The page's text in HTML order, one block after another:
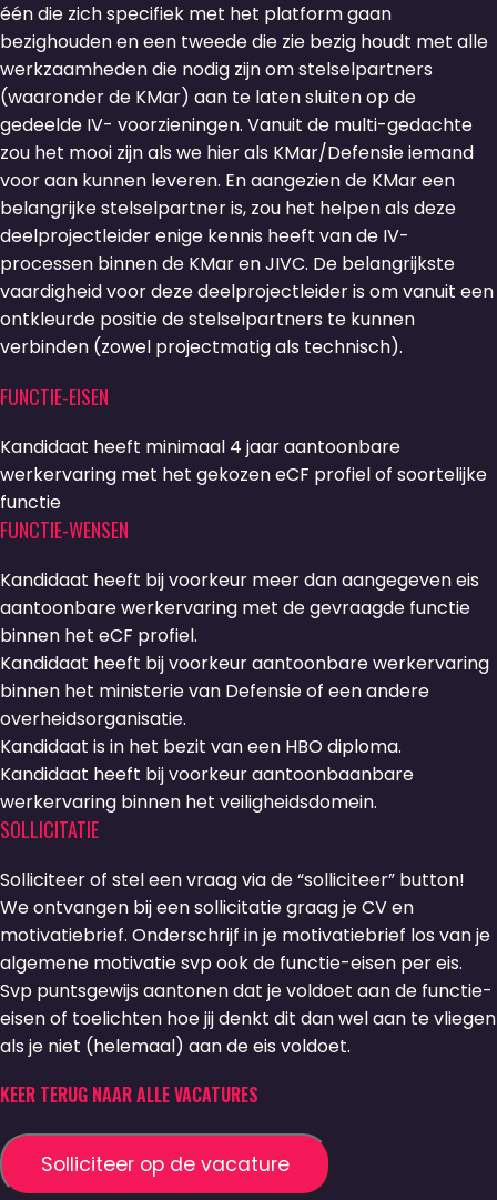
één die zich specifiek met het platform gaan
bezighouden en een tweede die zie bezig houdt met alle
werkzaamheden die nodig zijn om stelselpartners
(waaronder de KMar) aan te laten sluiten op de
gedeelde IV- voorzieningen. Vanuit de multi-gedachte
zou het mooi zijn als we hier als KMar/Defensie iemand
voor aan kunnen leveren. En aangezien de KMar een
belangrijke stelselpartner is, zou het helpen als deze
deelprojectleider enige kennis heeft van de IV-
processen binnen de KMar en JIVC. De belangrijkste
vaardigheid voor deze deelprojectleider is om vanuit een
ontkleurde positie de stelselpartners te kunnen
verbinden (zowel projectmatig als technisch).
FUNCTIE-EISEN
Kandidaat heeft minimaal 4 jaar aantoonbare
werkervaring met het gekozen eCF profiel of soortelijke
functie
FUNCTIE-WENSEN
Kandidaat heeft bij voorkeur meer dan aangegeven eis
aantoonbare werkervaring met de gevraagde functie
binnen het eCF profiel.
Kandidaat heeft bij voorkeur aantoonbare werkervaring
binnen het ministerie van Defensie of een andere
overheidsorganisatie.
Kandidaat is in het bezit van een HBO diploma.
Kandidaat heeft bij voorkeur aantoonbaanbare
werkervaring binnen het veiligheidsdomein.
SOLLICITATIE
Solliciteer of stel een vraag via de “solliciteer” button!
We ontvangen bij een sollicitatie graag je CV en
motivatiebrief. Onderschrijf in je motivatiebrief los van je
algemene motivatie svp ook de functie-eisen per eis.
Svp puntsgewijs aantonen dat je voldoet aan de functie-
eisen of toelichten hoe jij denkt dit dan wel aan te vliegen
als je niet (helemaal) aan de eis voldoet.
KEER TERUG NAAR ALLE VACATURES